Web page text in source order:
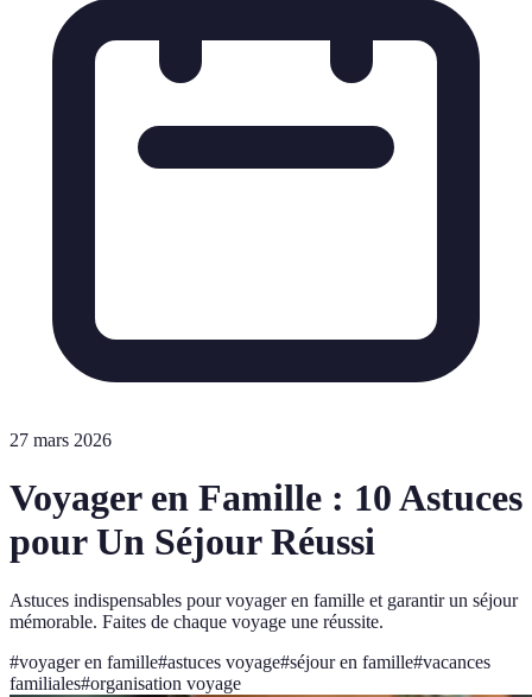
27 mars 2026
Voyager en Famille : 10 Astuces
pour Un Séjour Réussi
Astuces indispensables pour voyager en famille et garantir un séjour
mémorable. Faites de chaque voyage une réussite.
#voyager en famille#astuces voyage#séjour en famille#vacances
familiales#organisation voyage